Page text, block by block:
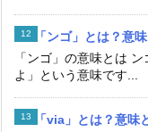
「ンゴ」とは？意
「ンゴ」の意味とは
よ」という意味です...
「via」とは？意味